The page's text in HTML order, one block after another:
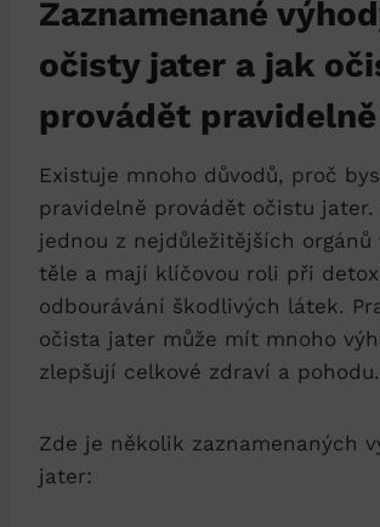
Zaznamenané
očisty jater a jak
provádět pravidelně
Existuje mnoho důvodů, proč
pravidelně provádět očistu jater.
jednou⁤ z nejdůležitějších orgánů
těle a mají ​klíčovou‌ roli při
odbourávání⁤ škodlivých látek.
očista jater může mít mnoho⁤
zlepšují​ celkové zdraví a pohodu.
Zde ​je několik zaznamenaných
jater: